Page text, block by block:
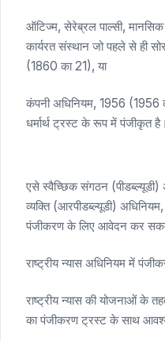
ऑटिज्म, सेरेब्रल पाल्सी, मानसिक
कार्यरत संस्थान जो पहले से ही
(1860 का 21), या
कंपनी अधिनियम, 1956 (1956
धर्मार्थ ट्रस्ट के रूप में पंजीकृत है।
एसे स्वैच्छिक संगठन (पीडब्ल्यूडी)
व्यक्ति (आरपीडब्ल्यूडी)
पंजीकरण के लिए आवेदन कर
राष्ट्रीय न्यास अधिनियम में
राष्ट्रीय न्यास की योजनाओं के
का पंजीकरण ट्रस्ट के साथ